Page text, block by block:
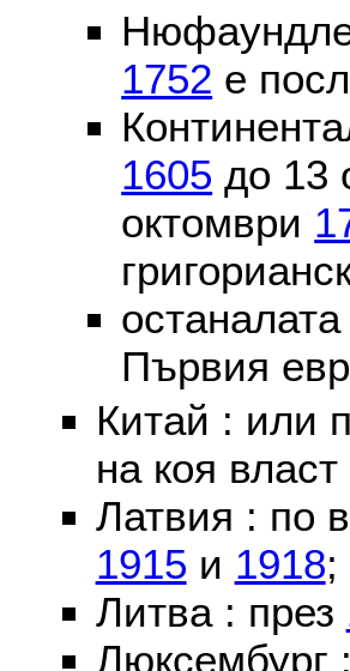
1752 е
1605 до 13
октомври
Първия
Китай : или
на коя
Латвия : по
1915 и 1918;
Литва : през
Люксембург